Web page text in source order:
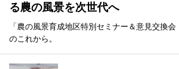
る農の風景を次世代へ
「農の風景育成地区特別セミナー＆意見交換
のこれから。